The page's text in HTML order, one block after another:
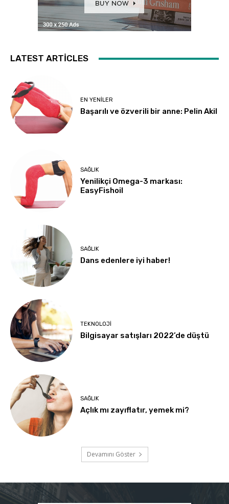
LATEST ARTICLES
EN YENILER
Başarılı ve özverili bir anne: Pelin Akil
SAĞLIK
Yenilikçi Omega-3 markası:
EasyFishoil
SAĞLIK
Dans edenlere iyi haber!
TEKNOLOJI
Bilgisayar satışları 2022’de düştü
SAĞLIK
Açlık mı zayıflatır, yemek mi?
Devamını Göster